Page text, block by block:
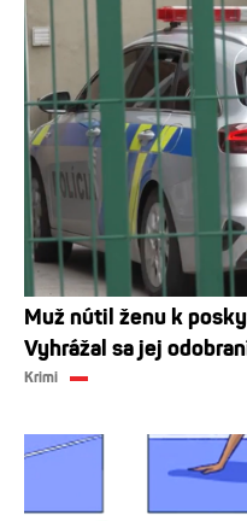
Muž nútil ženu k
Vyhrážal sa jej
Krimi